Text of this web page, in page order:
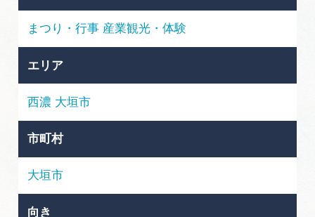
岐阜県まるごと観光エリアガイド
岐阜県観光データベース
旅行会社・観光事業者の皆様へ
まつり・行事 産業観光・体験
エリア
西濃 大垣市
市町村
大垣市
向き